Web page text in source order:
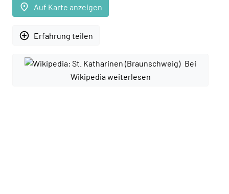
place Auf Karte anzeigen
add_circle_outline Erfahrung teilen
Bei
Wikipedia weiterlesen